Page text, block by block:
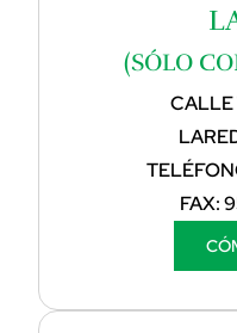
(SÓLO
CALLE
FAX: